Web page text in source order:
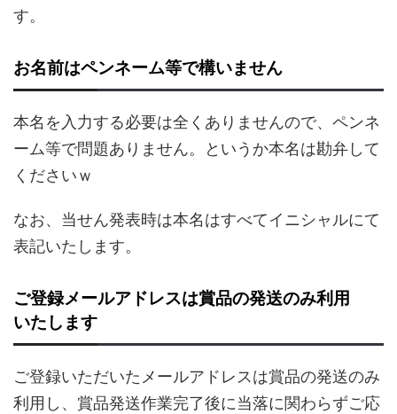
す。
お名前はペンネーム等で構いません
本名を入力する必要は全くありませんので、ペンネ
ーム等で問題ありません。というか本名は勘弁して
くださいｗ
なお、当せん発表時は本名はすべてイニシャルにて
表記いたします。
ご登録メールアドレスは賞品の発送のみ利用
いたします
ご登録いただいたメールアドレスは賞品の発送のみ
利用し、賞品発送作業完了後に当落に関わらずご応